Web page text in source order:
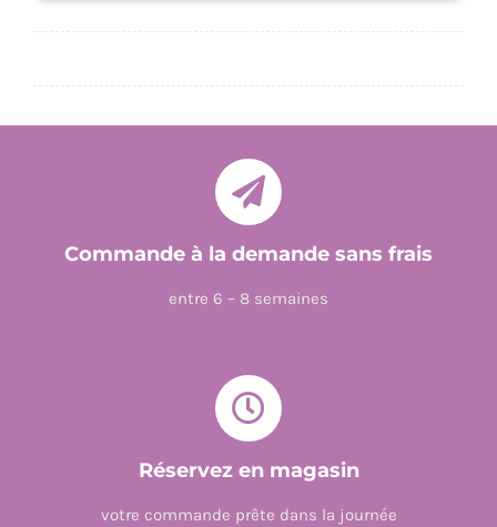
EDITION
Commande à la demande sans frais
entre 6 – 8 semaines
Réservez en magasin
votre commande prête dans la journée